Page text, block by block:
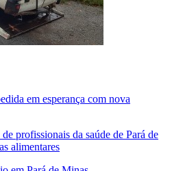
em esperança com nova
profissionais da saúde de Pará de
alimentares